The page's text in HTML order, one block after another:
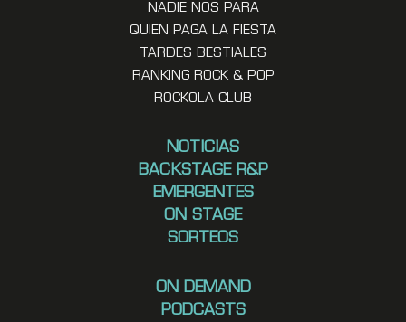
NADIE NOS PARA
QUIEN PAGA LA FIESTA
TARDES BESTIALES
RANKING ROCK & POP
ROCKOLA CLUB
NOTICIAS
BACKSTAGE R&P
EMERGENTES
ON STAGE
SORTEOS
ON DEMAND
PODCASTS